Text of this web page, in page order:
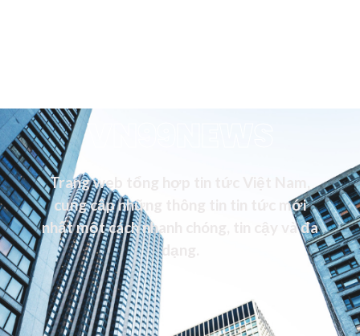
VN99NEWS
Trang web tổng hợp tin tức Việt Nam,
cung cấp những thông tin tin tức mới
nhất một cách nhanh chóng, tin cậy và đa
dạng.